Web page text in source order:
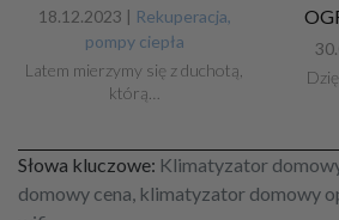
18.12.2023 | Rekuperacja,
pompy ciepła
Latem mierzymy się z duchotą,
którą…
Słowa kluczowe: Klimatyzator
domowy cena, klimatyzator domowy